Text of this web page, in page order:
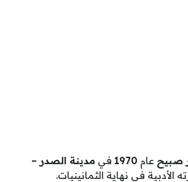
صبيح عام 1970 في مدينة الصدر –
الأدبية في نهاية الثمانينيات.